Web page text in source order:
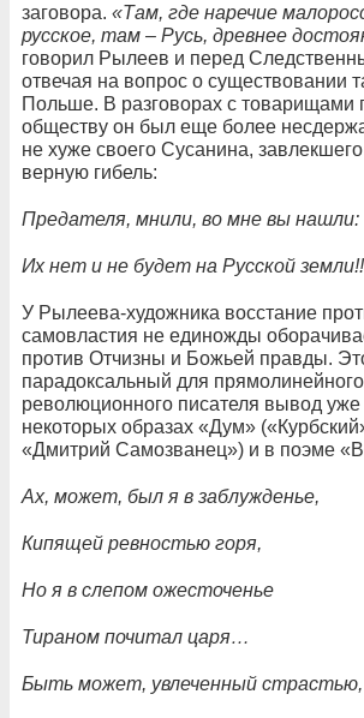
заговора. «Там, где наречие
русское, там – Русь, древнее
говорил Рылеев и перед
отвечая на вопрос о существовании
Польше. В разговорах с товарищами
обществу он был еще более
не хуже своего Сусанина,
верную гибель:
Предателя, мнили, во мне вы нашли:
Их нет и не будет на Русской земли!!
У Рылеева-художника восстание
самовластия не единожды
против Отчизны и Божьей правды.
парадоксальный для прямолинейного
революционного писателя вывод уже
некоторых образах «Дум»
«Дмитрий Самозванец») и в поэме
Ах, может, был я в заблужденье,
Кипящей ревностью горя,
Но я в слепом ожесточенье
Тираном почитал царя…
Быть может, увлеченный страстью,